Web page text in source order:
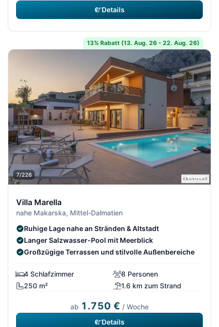
Details
13% Rabatt (13. Aug. 26 - 22. Aug. 26)
7/226
Villa Marella
nahe Makarska, Mittel-Dalmatien
Ruhige Lage nahe an Stränden & Altstadt
Langer Salzwasser-Pool mit Meerblick
Großzügige Terrassen und stilvolle Außenbereiche
4 Schlafzimmer
8 Personen
250 m²
1.6 km zum Strand
ab 1.750 € / Woche
Details